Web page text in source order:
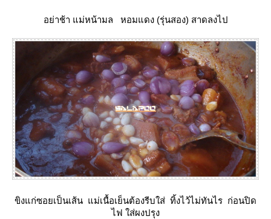
อย่าช้า แม่หน้ามล หอมแดง (รุ่นสอง) สาดลงไป
ขิงแก่ซอยเป็นเส้น แม่เนื้อเย็นต้องรีบใส่ ทิ้งไว้ไม่ทันไร ก่อนปิด
ไฟ ใส่ผงปรุง